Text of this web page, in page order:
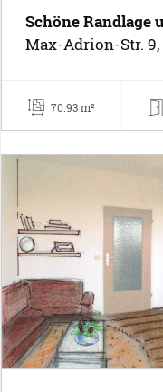
Schöne Randlage
Max-Adrion-Str. 9,
70.93 m²